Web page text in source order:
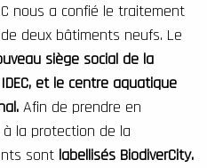
nous a confié le traitement
deux bâtiments neufs. Le
siège social de la
IDEC, et le centre aquatique
Afin de prendre en
la protection de la
sont labellisés BiodiverCity.